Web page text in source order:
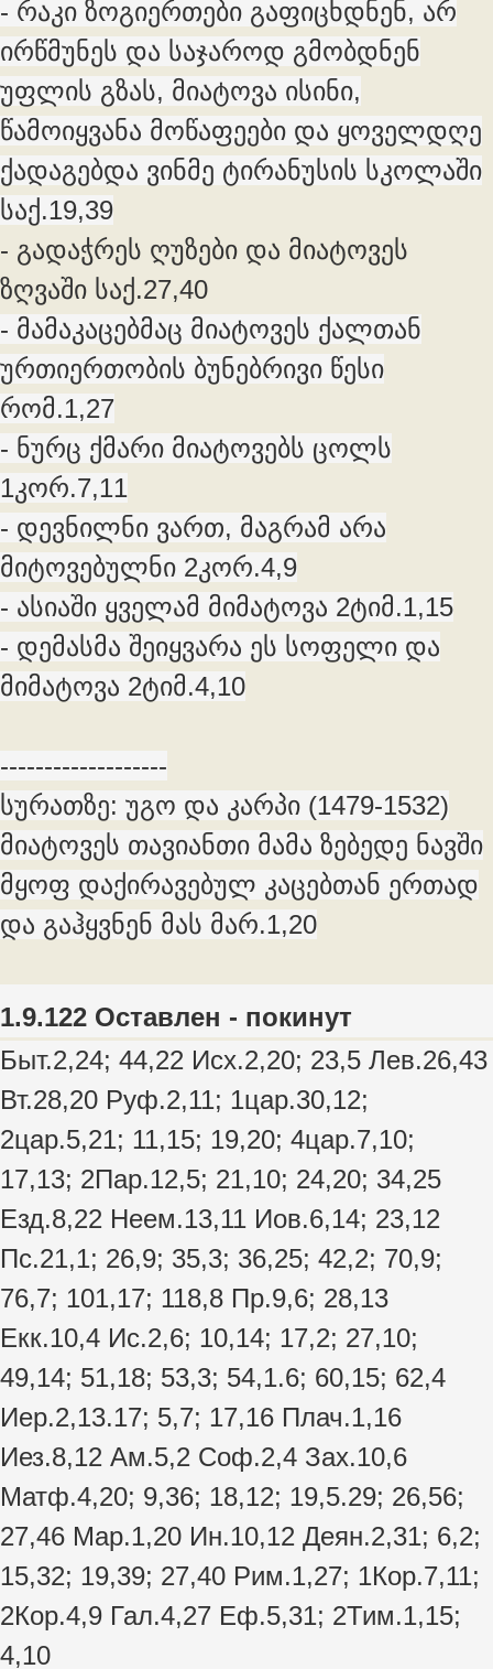
- რაკი ზოგიერთები გაფიცხდნენ, არ
ირწმუნეს და საჯაროდ გმობდნენ
უფლის გზას, მიატოვა ისინი,
წამოიყვანა მოწაფეები და ყოველდღე
ქადაგებდა ვინმე ტირანუსის სკოლაში
საქ.19,39
- გადაჭრეს ღუზები და მიატოვეს
ზღვაში საქ.27,40
- მამაკაცებმაც მიატოვეს ქალთან
ურთიერთობის ბუნებრივი წესი
რომ.1,27
- ნურც ქმარი მიატოვებს ცოლს
1კორ.7,11
- დევნილნი ვართ, მაგრამ არა
მიტოვებულნი 2კორ.4,9
- ასიაში ყველამ მიმატოვა 2ტიმ.1,15
- დემასმა შეიყვარა ეს სოფელი და
მიმატოვა 2ტიმ.4,10
-------------------
სურათზე: უგო და კარპი (1479-1532)
მიატოვეს თავიანთი მამა ზებედე ნავში
მყოფ დაქირავებულ კაცებთან ერთად
და გაჰყვნენ მას მარ.1,20
1.9.122 Оставлен - покинут
Быт.2,24; 44,22 Исх.2,20; 23,5 Лев.26,43
Вт.28,20 Руф.2,11; 1цар.30,12;
2цар.5,21; 11,15; 19,20; 4цар.7,10;
17,13; 2Пар.12,5; 21,10; 24,20; 34,25
Езд.8,22 Неем.13,11 Иов.6,14; 23,12
Пс.21,1; 26,9; 35,3; 36,25; 42,2; 70,9;
76,7; 101,17; 118,8 Пр.9,6; 28,13
Екк.10,4 Ис.2,6; 10,14; 17,2; 27,10;
49,14; 51,18; 53,3; 54,1.6; 60,15; 62,4
Иер.2,13.17; 5,7; 17,16 Плач.1,16
Иез.8,12 Ам.5,2 Соф.2,4 Зах.10,6
Матф.4,20; 9,36; 18,12; 19,5.29; 26,56;
27,46 Мар.1,20 Ин.10,12 Деян.2,31; 6,2;
15,32; 19,39; 27,40 Рим.1,27; 1Кор.7,11;
2Кор.4,9 Гал.4,27 Еф.5,31; 2Тим.1,15;
4,10